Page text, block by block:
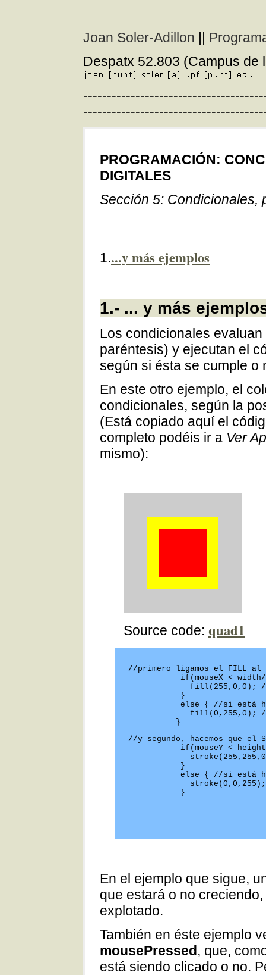
Joan Soler-Adillon ||
Despatx 52.803 (Campus de
PROGRAMACIÓN:
DIGITALES
Sección 5: Condicionales,
1....y más ejemplos
1.- ... y más
Los condicionales
paréntesis) y ejecutan el
según si ésta se cumple o
En este otro ejemplo, el
condicionales, según la
(Está copiado aquí el
completo podéis ir a Ver
mismo):
Source code: quad1
//primero ligamos el FILL al
	   }
//y segundo, hacemos que el
	    }
En el ejemplo que sigue,
que estará o no
explotado.
También en éste ejemplo
mousePressed, que,
está siendo clicado o no.